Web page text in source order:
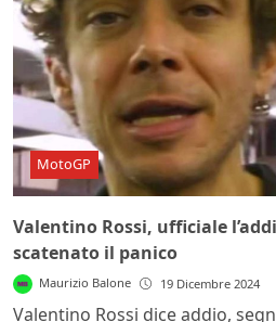
MotoGP
Valentino Rossi, ufficiale
scatenato il panico
Maurizio Balone 19 Dicembre 2024
Valentino Rossi dice addio,